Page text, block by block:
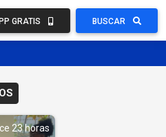
GRATIS BUSCAR
23 horas